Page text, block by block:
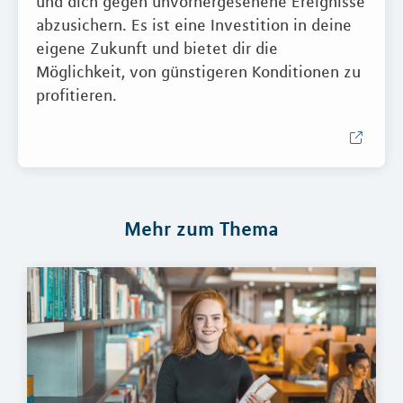
abzusichern. Es ist eine Investition in deine
eigene Zukunft und bietet dir die
Möglichkeit, von günstigeren Konditionen zu
profitieren.
Mehr zum Thema